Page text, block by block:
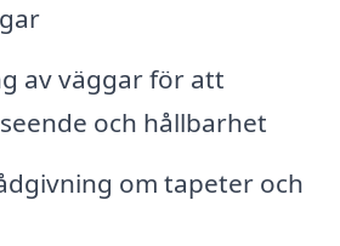
av väggar för att
och hållbarhet
om tapeter och